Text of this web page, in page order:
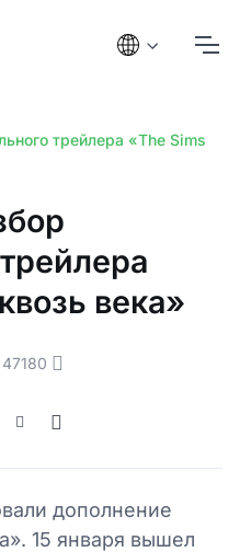
трейлера «The Sims
века»
47180
дополнение
15 января вышел